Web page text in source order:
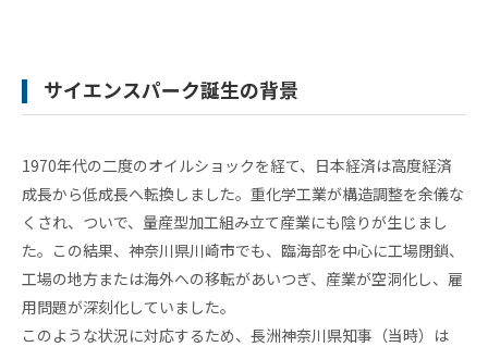
株式
会社
ピー
のあ
ゆみ
流
活
動
サイエンスパーク誕生の背景
1970年代の二度のオイルショックを経て、日本経済は高度経済
成長から低成長へ転換しました。重化学工業が構造調整を余儀な
くされ、ついで、量産型加工組み立て産業にも陰りが生じまし
た。この結果、神奈川県川崎市でも、臨海部を中心に工場閉鎖、
工場の地方または海外への移転があいつぎ、産業が空洞化し、雇
用問題が深刻化していました。
このような状況に対応するため、長洲神奈川県知事（当時）は